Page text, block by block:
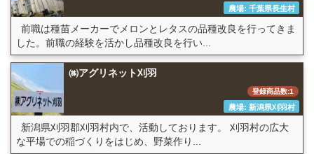
農場: 千葉県長生村
前職は種苗メーカーでメロンとレタスの品種改良を行ってきま
した。前職の経験を活かし品種改良を行い...
㈱アグリネット刈羽
登録商品数:1
農場: 新潟県刈羽村
新潟県刈羽郡刈羽村内で、活動しております。 刈羽村の広大
な平場での稲づくりをはじめ、野菜作り...